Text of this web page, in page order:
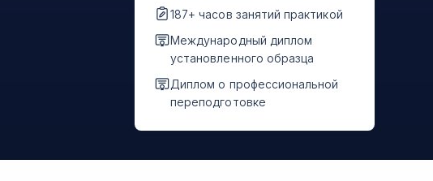
187+ часов занятий практикой
Международный диплом
установленного образца
Диплом о профессиональной
переподготовке